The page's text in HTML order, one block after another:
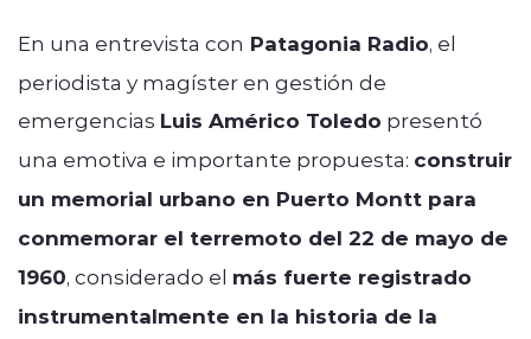
En una entrevista con Patagonia Radio, el
periodista y magíster en gestión de
emergencias Luis Américo Toledo presentó
una emotiva e importante propuesta: construir
un memorial urbano en Puerto Montt para
conmemorar el terremoto del 22 de mayo de
1960, considerado el más fuerte registrado
instrumentalmente en la historia de la